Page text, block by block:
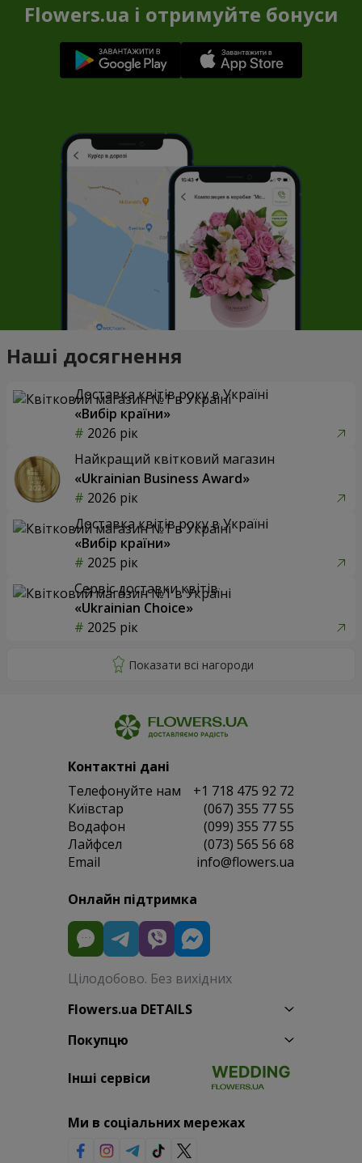
Flowers.ua і отримуйте бонуси
Наші досягнення
Доставка квітів року в Україні
«Вибір країни»
2026 рік
Найкращий квітковий магазин
«Ukrainian Business Award»
2026 рік
Доставка квітів року в Україні
«Вибір країни»
2025 рік
Сервіс доставки квітів
«Ukrainian Choice»
2025 рік
Контактні дані
Телефонуйте нам
+1 718 475 92 72
Київстар
(067) 355 77 55
Водафон
(099) 355 77 55
Лайфсел
(073) 565 56 68
Email
info@flowers.ua
Онлайн підтримка
Цілодобово. Без вихідних
Flowers.ua DETAILS
Покупцю
Інші сервіси
Ми в соціальних мережах